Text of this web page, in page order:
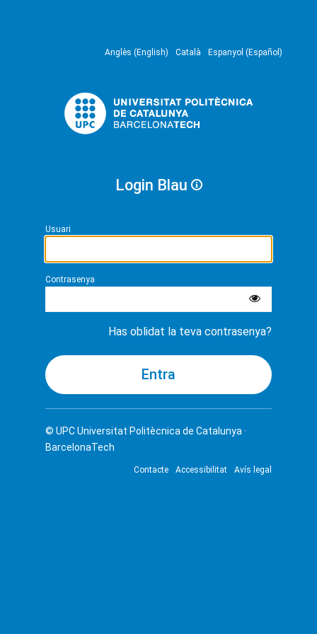
Anglès (English) Català Espanyol (Español)
Login Blau
Usuari
Contrasenya
Has oblidat la teva contrasenya?
© UPCUniversitat Politècnica de Catalunya ·
BarcelonaTech
Contacte Accessibilitat Avís legal